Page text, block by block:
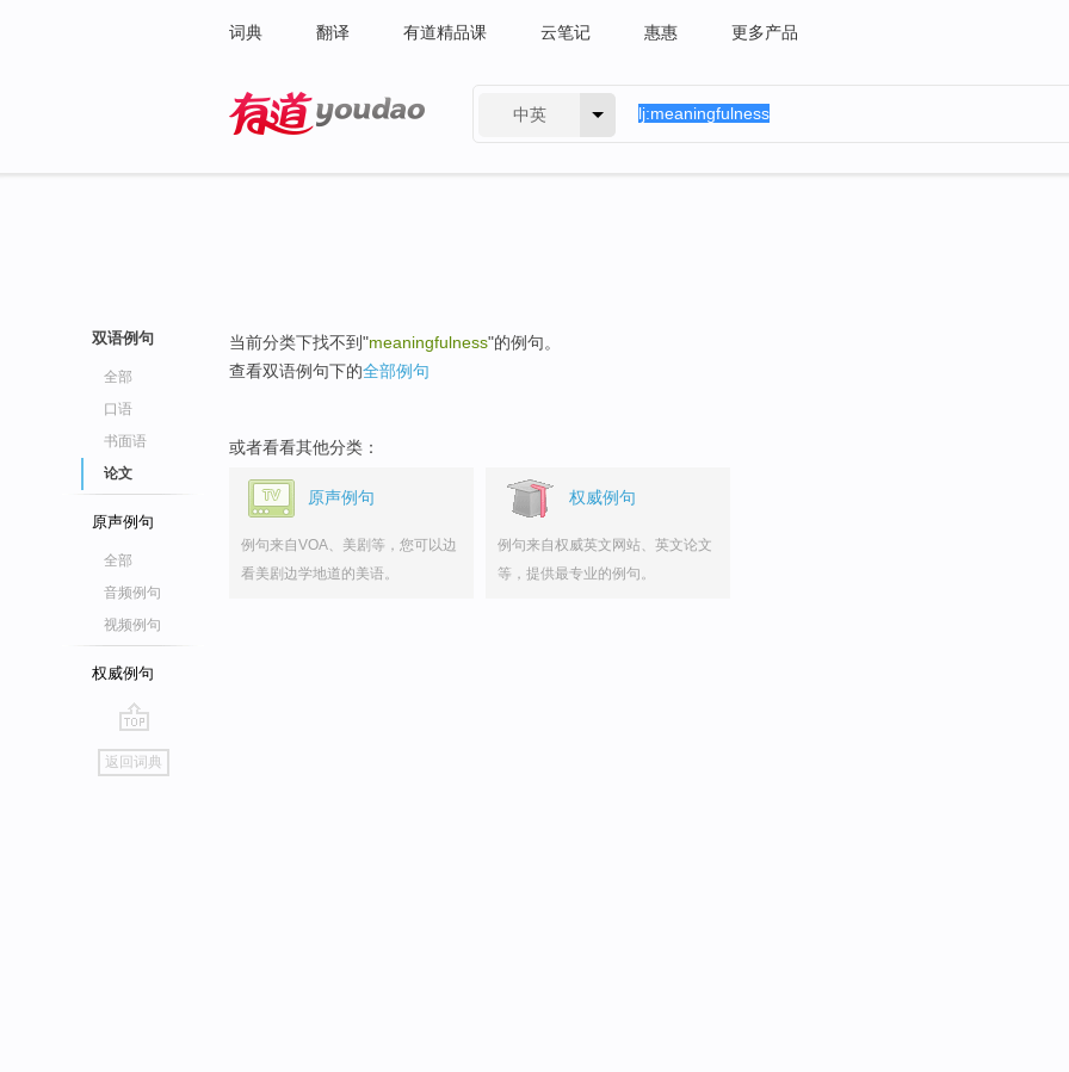
词典 翻译 有道精品课 云笔记 惠惠 更多产品
中英
双语例句
全部
口语
书面语
论文
原声例句
全部
音频例句
视频例句
权威例句
go
top
返回词典
当前分类下找不到"meaningfulness"的例句。
查看双语例句下的全部例句
或者看看其他分类：
原声例句
例句来自VOA、美剧等，您可以边
看美剧边学地道的美语。
权威例句
例句来自权威英文网站、英文论文
等，提供最专业的例句。